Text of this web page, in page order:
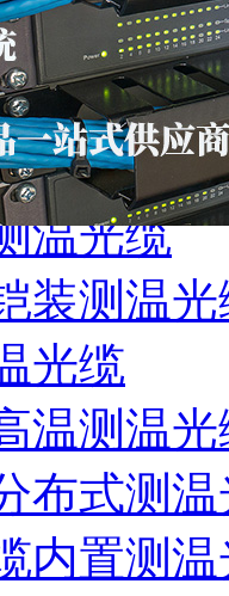
测温系
温光缆
装测温光
光缆
温测温光
布式测
内置测